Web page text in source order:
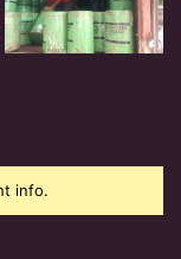
info.